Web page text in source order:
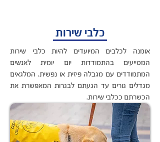
כלבי שירות
אומנה לכלבים המיועדים להיות כלבי שירות
המסייעים בהתמודדות יום יומית לאנשים
המתמודדים עם מגבלה פיזית או נפשית. המלגאים
מגדלים גורים עד הגעתם לבגרות המאפשרת את
הכשרתם ככלבי שירות.